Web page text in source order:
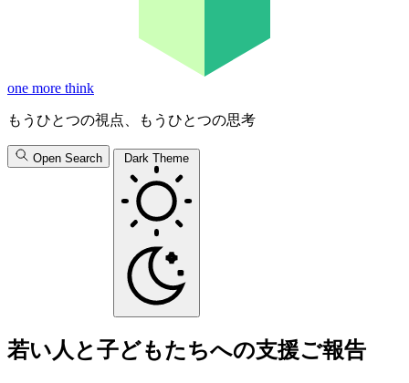
one more think
もうひとつの視点、もうひとつの思考
Open Search Dark Theme
若い人と子どもたちへの支援ご報告